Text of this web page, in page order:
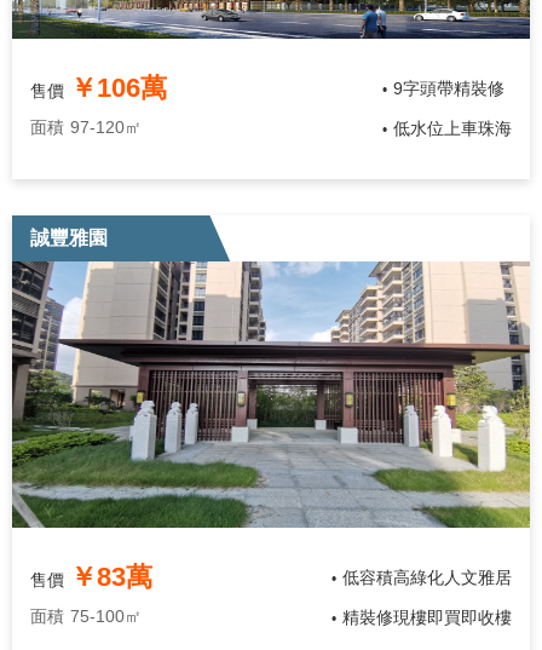
售價 ￥106萬
面積 97-120㎡
• 9字頭帶精裝修
• 低水位上車珠海
誠豐雅園
售價 ￥83萬
面積 75-100㎡
• 低容積高綠化人文雅居
• 精裝修現樓即買即收樓